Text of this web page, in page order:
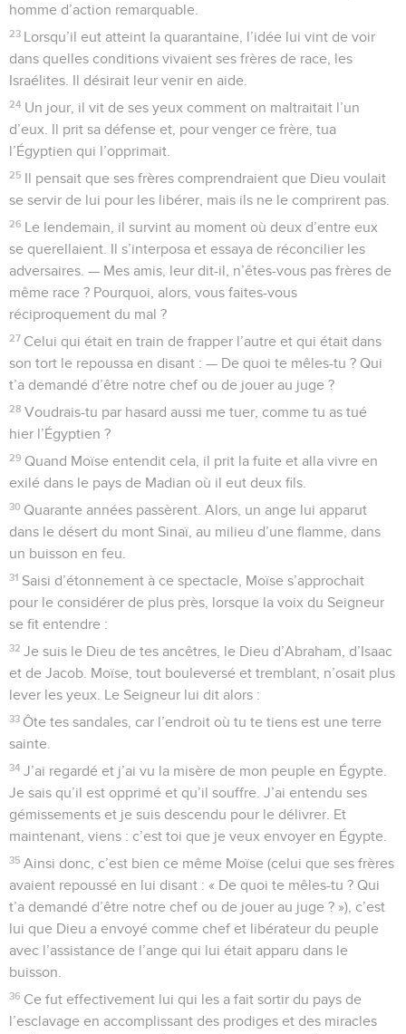
homme d’action remarquable.
23 Lorsqu’il eut atteint la quarantaine, l’idée lui vint de voir
dans quelles conditions vivaient ses frères de race, les
Israélites. Il désirait leur venir en aide.
24 Un jour, il vit de ses yeux comment on maltraitait l’un
d’eux. Il prit sa défense et, pour venger ce frère, tua
l’Égyptien qui l’opprimait.
25 Il pensait que ses frères comprendraient que Dieu voulait
se servir de lui pour les libérer, mais ils ne le comprirent pas.
26 Le lendemain, il survint au moment où deux d’entre eux
se querellaient. Il s’interposa et essaya de réconcilier les
adversaires. — Mes amis, leur dit-il, n’êtes-vous pas frères de
même race ? Pourquoi, alors, vous faites-vous
réciproquement du mal ?
27 Celui qui était en train de frapper l’autre et qui était dans
son tort le repoussa en disant : — De quoi te mêles-tu ? Qui
t’a demandé d’être notre chef ou de jouer au juge ?
28 Voudrais-tu par hasard aussi me tuer, comme tu as tué
hier l’Égyptien ?
29 Quand Moïse entendit cela, il prit la fuite et alla vivre en
exilé dans le pays de Madian où il eut deux fils.
30 Quarante années passèrent. Alors, un ange lui apparut
dans le désert du mont Sinaï, au milieu d’une flamme, dans
un buisson en feu.
31 Saisi d’étonnement à ce spectacle, Moïse s’approchait
pour le considérer de plus près, lorsque la voix du Seigneur
se fit entendre :
32 Je suis le Dieu de tes ancêtres, le Dieu d’Abraham, d’Isaac
et de Jacob. Moïse, tout bouleversé et tremblant, n’osait plus
lever les yeux. Le Seigneur lui dit alors :
33 Ôte tes sandales, car l’endroit où tu te tiens est une terre
sainte.
34 J’ai regardé et j’ai vu la misère de mon peuple en Égypte.
Je sais qu’il est opprimé et qu’il souffre. J’ai entendu ses
gémissements et je suis descendu pour le délivrer. Et
maintenant, viens : c’est toi que je veux envoyer en Égypte.
35 Ainsi donc, c’est bien ce même Moïse (celui que ses frères
avaient repoussé en lui disant : « De quoi te mêles-tu ? Qui
t’a demandé d’être notre chef ou de jouer au juge ? »), c’est
lui que Dieu a envoyé comme chef et libérateur du peuple
avec l’assistance de l’ange qui lui était apparu dans le
buisson.
36 Ce fut effectivement lui qui les a fait sortir du pays de
l’esclavage en accomplissant des prodiges et des miracles